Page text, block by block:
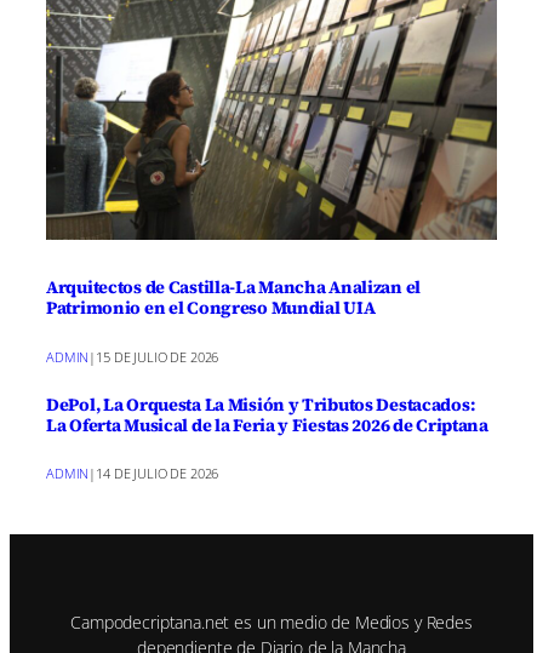
Arquitectos de Castilla-La Mancha Analizan el
Patrimonio en el Congreso Mundial UIA
ADMIN | 15 DE JULIO DE 2026
DePol, La Orquesta La Misión y Tributos Destacados:
La Oferta Musical de la Feria y Fiestas 2026 de Criptana
ADMIN | 14 DE JULIO DE 2026
Campodecriptana.net es un medio de Medios y Redes
dependiente de Diario de la Mancha